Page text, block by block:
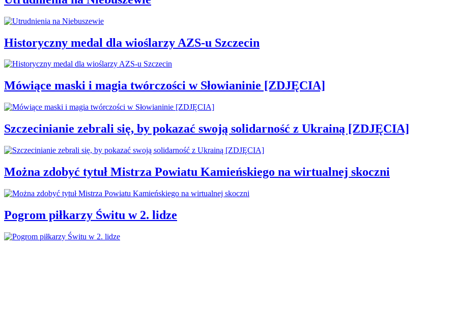
Historyczny medal dla wioślarzy AZS-u Szczecin
Mówiące maski i magia twórczości w Słowianinie [ZDJĘCIA]
Szczecinianie zebrali się, by pokazać swoją solidarność z Ukrainą [ZDJĘCIA]
Można zdobyć tytuł Mistrza Powiatu Kamieńskiego na wirtualnej skoczni
Pogrom piłkarzy Świtu w 2. lidze